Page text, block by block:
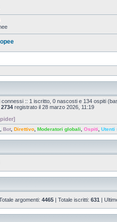
connessi :: 1 iscritto, 0 nascosti e 134 ospiti
2734 registrato il 28 marzo 2026, 11:19
Bot Direttivo Moderatori globali Ospiti Utenti
argomenti: 4465 | Totale iscritti: 631 |